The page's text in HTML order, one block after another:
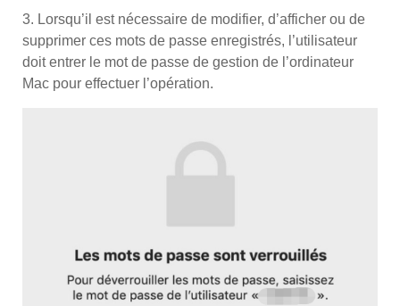
3. Lorsqu’il est nécessaire de modifier, d’afficher ou de
supprimer ces mots de passe enregistrés, l’utilisateur
doit entrer le mot de passe de gestion de l’ordinateur
Mac pour effectuer l’opération.